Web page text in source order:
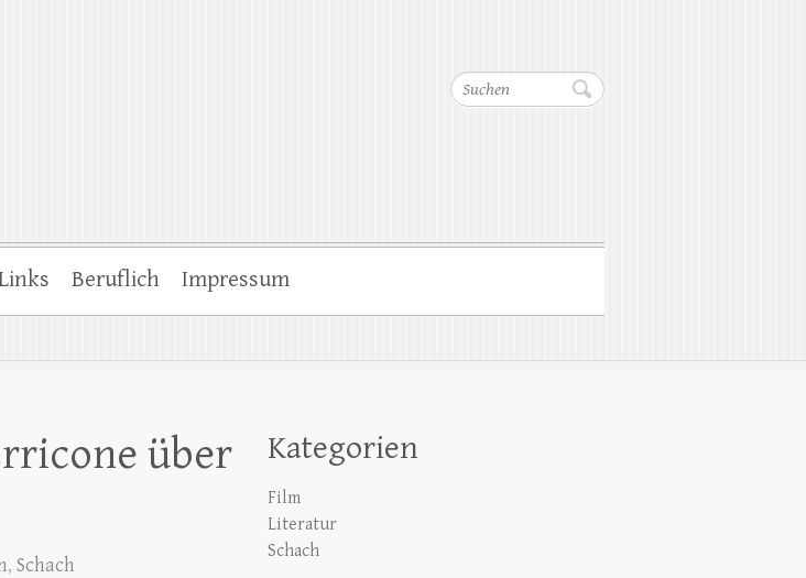
Suchen
Beruflich Impressum
über
, Schach
Kategorien
Film
Literatur
Schach